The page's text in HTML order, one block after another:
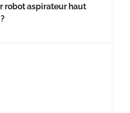
robot aspirateur haut